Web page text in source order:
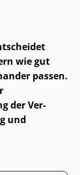
wie gut
passen.
der Ver­
und